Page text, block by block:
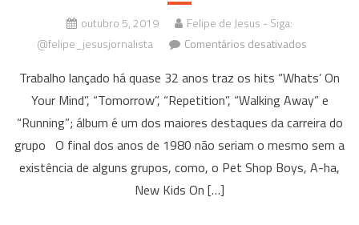
outubro 5, 2019
Felipe de Jesus - Siga:
@felipe_jesusjornalista
Comentários desativadosem
Society:
álbum
de
estreia
do
Trabalho lançado há quase 32 anos traz os hits “Whats’ On
Your Mind”, “Tomorrow”, “Repetition”, “Walking Away” e
“Running”; álbum é um dos maiores destaques da carreira do
grupo O final dos anos de 1980 não seriam o mesmo sem a
existência de alguns grupos, como, o Pet Shop Boys, A-ha,
New Kids On […]